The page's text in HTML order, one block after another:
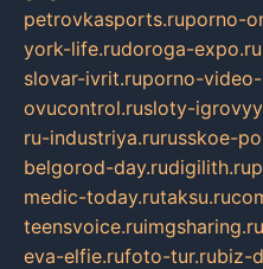
petrovkasports.ruporno-
york-life.rudoroga-expo.ru
slovar-ivrit.ruporno-
ovucontrol.rusloty-
ru-industriya.rurusskoe-
belgorod-day.rudigilith.ru
medic-today.rutaksu.ru
teensvoice.ruimgsharing.ru
eva-elfie.rufoto-tur.rubiz-